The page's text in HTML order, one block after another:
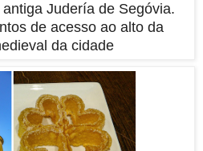
Judería de Segóvia.
de acesso ao alto da
da cidade